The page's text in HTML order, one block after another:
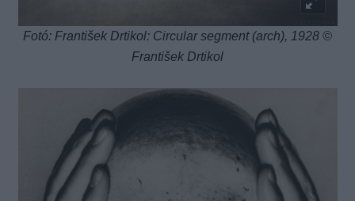
Fotó: František Drtikol: Circular segment (arch), 1928 ©
František Drtikol